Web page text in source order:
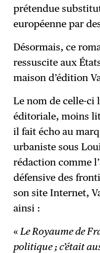
prétendue
européenne par
Désormais, ce
ressuscite aux
maison d’édition
Le nom de celle-ci
éditoriale, moins
il fait écho au
urbaniste sous
rédaction comme
défensive des
son site Internet,
ainsi :
«Le Royaume de
politique ; c’était